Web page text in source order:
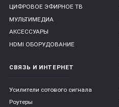
ЦИФРОВОЕ ЭФИРНОЕ ТВ
МУЛЬТИМЕДИА
АКСЕССУАРЫ
HDMI ОБОРУДОВАНИЕ
СВЯЗЬ И ИНТЕРНЕТ
Усилители сотового сигнала
Роутеры